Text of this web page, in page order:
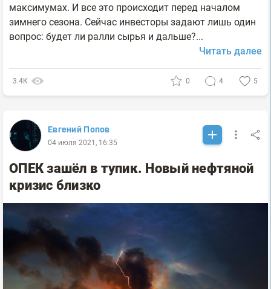
максимумах. И все это происходит перед началом
зимнего сезона. Сейчас инвесторы задают лишь один
вопрос: будет ли ралли сырья и дальше?...
Читать далее
3.4К 0 4 5
Евгений Попов
04 июля 2021, 16:35
ОПЕК зашёл в тупик. Новый нефтяной
кризис близко